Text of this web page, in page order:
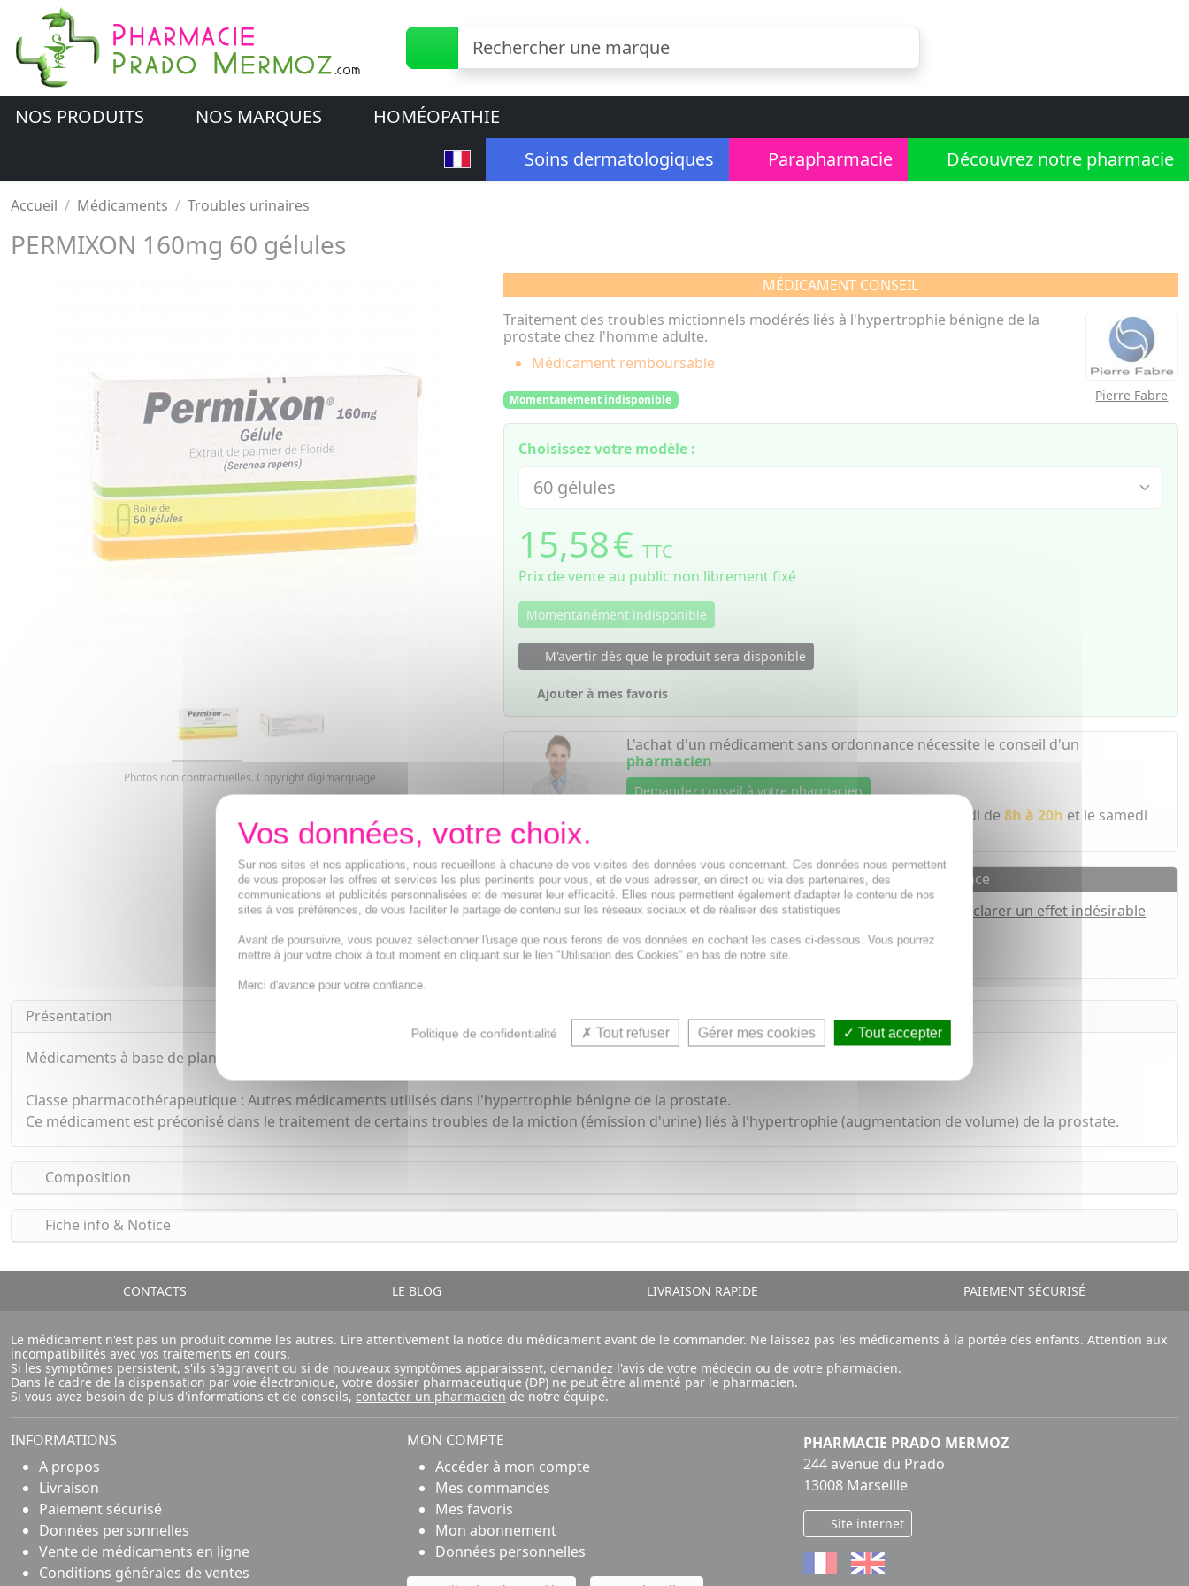
NOS PRODUITS NOS MARQUES
HOMÉOPATHIE
Soins dermatologiques
Parapharmacie Découvrez notre pharmacie
Accueil Médicaments Troubles urinaires
PERMIXON 160mg 60 gélules
Photos non contractuelles. Copyright digimarquage
MÉDICAMENT CONSEIL
Traitement des troubles mictionnels modérés liés à l'hypertrophie bénigne de la
prostate chez l'homme adulte.
Médicament remboursable
Momentanément indisponible Pierre Fabre
Choisissez votre modèle :
15,58€ TTC
Prix de vente au public non librement fixé
Momentanément indisponible
M'avertir dès que le produit sera disponible
Ajouter à mes favoris
L'achat d'un médicament sans ordonnance nécessite le conseil d'un
pharmacien
Demandez conseil à votre pharmacien
Notre équipe est à votre écoute du lundi au vendredi de 8h à 20h et le samedi
Vos avantages
Médicaments d'origineCERTIFIÉE
1500médicaments
Acheminement Chronoposten 24h*
Pharmacovigilance
Déclarer un effet indésirable
Présentation
Médicaments à base de plantes.
Classe pharmacothérapeutique : Autres médicaments utilisés dans l'hypertrophie bénigne de la prostate.
Ce médicament est préconisé dans le traitement de certains troubles de la miction (émission d'urine) liés à l'hypertrophie (augmentation de volume) de la prostate.
Composition
Fiche info & Notice
CONTACTS LE BLOG LIVRAISON RAPIDE PAIEMENT SÉCURISÉ
Le médicament n'est pas un produit comme les autres. Lire attentivement la notice du médicament avant de le commander. Ne laissez pas les médicaments à la portée des enfants. Attention aux
incompatibilités avec vos traitements en cours.
Si les symptômes persistent, s'ils s'aggravent ou si de nouveaux symptômes apparaissent, demandez l'avis de votre médecin ou de votre pharmacien.
Dans le cadre de la dispensation par voie électronique, votre dossier pharmaceutique (DP) ne peut être alimenté par le pharmacien.
Si vous avez besoin de plus d'informations et de conseils, contacter un pharmacien de notre équipe.
INFORMATIONS
A propos
Livraison
Paiement sécurisé
Données personnelles
Vente de médicaments en ligne
Conditions générales de ventes
MON COMPTE
Accéder à mon compte
Mes commandes
Mes favoris
Mon abonnement
Données personnelles
PHARMACIE PRADO MERMOZ
244 avenue du Prado
13008 Marseille
Site internet
Sur nos sites et nos applications, nous recueillons à chacune de vos visites des données vous concernant. Ces données nous permettent
de vous proposer les offres et services les plus pertinents pour vous, et de vous adresser, en direct ou via des partenaires, des
communications et publicités personnalisées et de mesurer leur efficacité. Elles nous permettent également d'adapter le contenu de nos
sites à vos préférences, de vous faciliter le partage de contenu sur les réseaux sociaux et de réaliser des statistiques
Avant de poursuivre, vous pouvez sélectionner l'usage que nous ferons de vos données en cochant les cases ci-dessous. Vous pourrez
mettre à jour votre choix à tout moment en cliquant sur le lien "Utilisation des Cookies" en bas de notre site.
Merci d'avance pour votre confiance.
Politique de confidentialité Tout refuser Gérer mes cookies Tout accepter